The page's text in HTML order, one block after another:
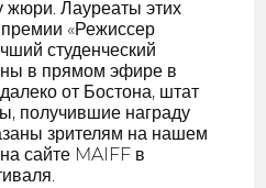
жюри. Лауреаты этих
«Режиссер
студенческий
в прямом эфире в
от Бостона, штат
получившие награду
зрителям на нашем
сайте MAIFF в